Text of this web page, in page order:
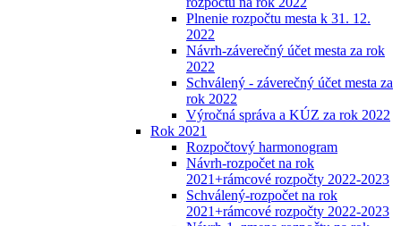
Plnenie rozpočtu mesta k 31. 12.
2022
Návrh-záverečný účet mesta za rok
2022
Schválený - záverečný účet mesta za
rok 2022
Výročná správa a KÚZ za rok 2022
Rok 2021
Rozpočtový harmonogram
Návrh-rozpočet na rok
2021+rámcové rozpočty 2022-2023
Schválený-rozpočet na rok
2021+rámcové rozpočty 2022-2023